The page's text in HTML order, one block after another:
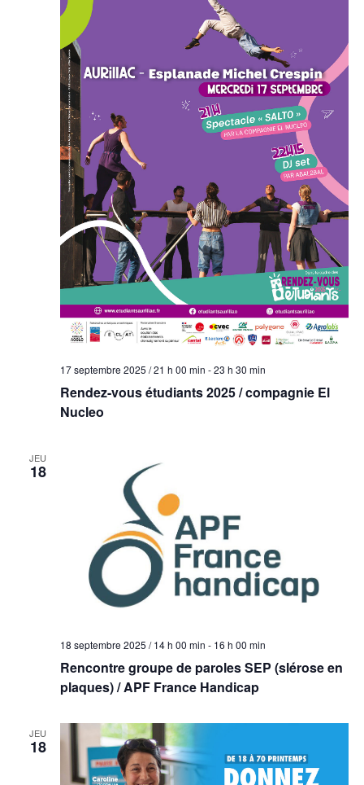
Rendez-vous étudiants 2025 / compagnie El
Nucleo
17 septembre 2025 / 21 h 00 min -23 h 30 min
JEU
18
Rencontre groupe de paroles SEP (slérose en
plaques) / APF France Handicap
18 septembre 2025 / 14 h 00 min - 16 h 00 min
JEU
18